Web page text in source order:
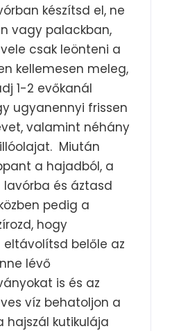
készítsd el, ne
vagy palackban,
csak leönteni a
kellemesen meleg,
1-2 evőkanál
ugyanennyi frissen
valamint néhány
Miután
a hajadból, a
és áztasd
pedig a
hogy
belőle az
lévő
is és az
víz behatoljon a
hajszál kutikulája